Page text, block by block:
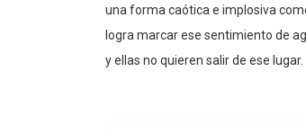
una forma caótica e implosiva
logra marcar ese sentimiento de
y ellas no quieren salir de ese lugar.